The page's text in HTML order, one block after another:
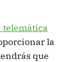
telemática
la
que